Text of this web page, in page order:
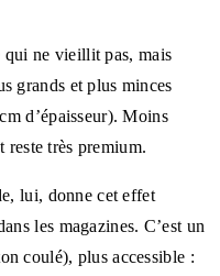
qui ne vieillit pas, mais
grands et plus minces
d’épaisseur). Moins
reste très premium.
lui, donne cet effet
les magazines. C’est un
coulé), plus accessible :